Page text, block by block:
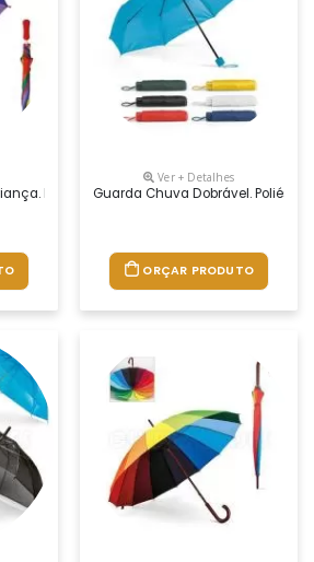
Poliéster. Pega Em Eva. Gravação Da
Ver + Detalhes
Guarda Chuva Dobrável.
ORÇAR PRODUTO